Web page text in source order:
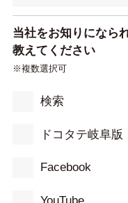
当社をお知りになら
教えてください
※複数選択可
検索
ドコタテ岐阜版
Facebook